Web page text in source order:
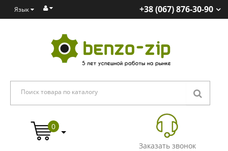
Язык +38 (067) 876-30-90
Заказать звонок
0